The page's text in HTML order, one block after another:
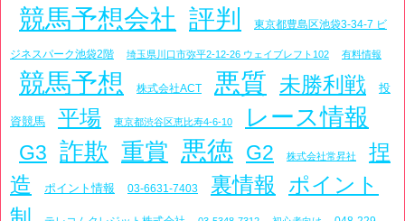
競馬予想会社 評判 東京都豊島区池袋3-34-7 ビ
ジネスパーク池袋2階 埼玉県川口市弥平2-12-26 ウェイブレフト102 有料情報
競馬予想 株式会社ACT 悪質 未勝利戦 投
資競馬 平場 東京都渋谷区恵比寿4-6-10 レース情報
G3 詐欺 重賞 悪徳 G2 株式会社常昇社
捏
造
ポイント情報 03-6631-7403 裏情報
ポイント